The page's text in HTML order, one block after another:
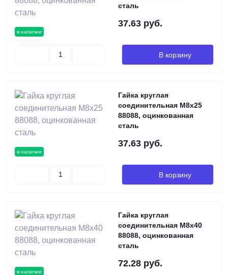
в наличии
сталь
37.63 руб.
В корзину
в наличии
Гайка круглая
соединительная М8х25
88088, оцинкованная
сталь
37.63 руб.
В корзину
в наличии
Гайка круглая
соединительная М8х40
88088, оцинкованная
сталь
72.28 руб.